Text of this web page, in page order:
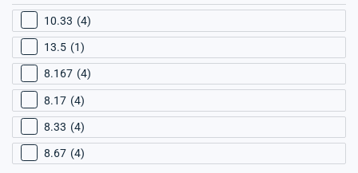
10.33
4
13.5 1
8.167 4
8.17 4
8.33
4
8.67 4